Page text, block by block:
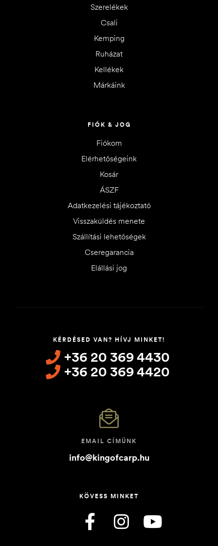
Szerelékek
Csali
Kemping
Ruházat
Kellékek
Márkáink
FIÓK & JOG
Fiókom
Elérhetőségeink
Kosár
ÁSZF
Adatkezelési tájékoztató
Visszaküldés menete
Szállítási lehetőségek
Cseregarancia
Elállási jog
KÉRDÉSED VAN? HÍVJ MINKET!
+36 20 369 4430
+36 20 369 4420
EMAIL CÍMÜNK
info@kingofcarp.hu
KÖVESS MINKET